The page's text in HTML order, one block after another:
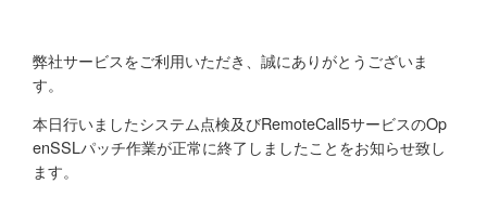
弊社サービスをご利用いただき、誠にありがとうございま
す。
本日行いましたシステム点検及びRemoteCall5サービスのOp
enSSLパッチ作業が正常に終了しましたことをお知らせ致し
ます。